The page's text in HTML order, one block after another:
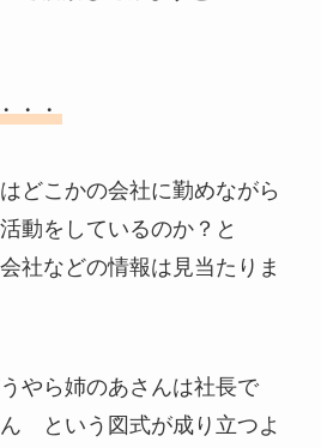
・・
どこかの会社に勤めながら
動をしているのか？と
社などの情報は見当たりま
やら姉のあさんは社長で
という図式が成り立つよ